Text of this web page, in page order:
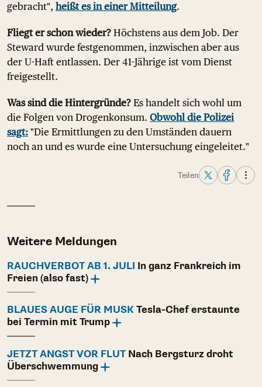
gebracht", heißt es in einer Mitteilung.
Fliegt er schon wieder? Höchstens aus dem Job. Der
Steward wurde festgenommen, inzwischen aber aus
der U-Haft entlassen. Der 41-Jährige ist vom Dienst
freigestellt.
Was sind die Hintergründe? Es handelt sich wohl um
die Folgen von Drogenkonsum. Obwohl die Polizei
sagt: "Die Ermittlungen zu den Umständen dauern
noch an und es wurde eine Untersuchung eingeleitet."
Teilen
Weitere Meldungen
RAUCHVERBOT AB 1. JULI In ganz Frankreich im
Freien (also fast)
BLAUES AUGE FÜR MUSK Tesla-Chef erstaunte
bei Termin mit Trump
JETZT ANGST VOR FLUTNach Bergsturz droht
Überschwemmung